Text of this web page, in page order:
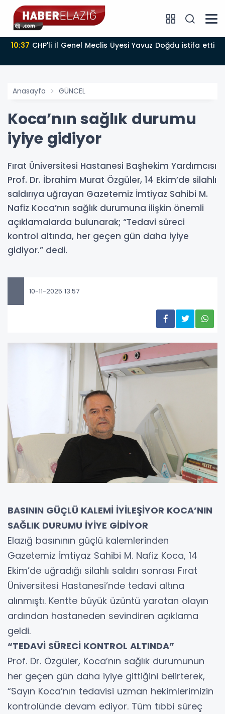
10:37 CHP'li İl Genel Meclis Üyesi Yavuz Doğdu istifa etti
Anasayfa GÜNCEL
Koca’nın sağlık durumu
iyiye gidiyor
Fırat Üniversitesi Hastanesi Başhekim Yardımcısı
Prof. Dr. İbrahim Murat Özgüler, 14 Ekim’de silahlı
saldırıya uğrayan Gazetemiz İmtiyaz Sahibi M.
Nafiz Koca’nın sağlık durumuna ilişkin önemli
açıklamalarda bulunarak; “Tedavi süreci
kontrol altında, her geçen gün daha iyiye
gidiyor.” dedi.
10-11-2025 13:57
BASININ GÜÇLÜ KALEMİ İYİLEŞİYOR KOCA’NIN
SAĞLIK DURUMU İYİYE GİDİYOR
Elazığ basınının güçlü kalemlerinden
Gazetemiz İmtiyaz Sahibi M. Nafiz Koca, 14
Ekim’de uğradığı silahlı saldırı sonrası Fırat
Üniversitesi Hastanesi’nde tedavi altına
alınmıştı. Kentte büyük üzüntü yaratan olayın
ardından hastaneden sevindiren açıklama
geldi.
“TEDAVİ SÜRECİ KONTROL ALTINDA”
Prof. Dr. Özgüler, Koca’nın sağlık durumunun
her geçen gün daha iyiye gittiğini belirterek,
“Sayın Koca’nın tedavisi uzman hekimlerimizin
kontrolünde devam ediyor. Tüm tıbbi süreç